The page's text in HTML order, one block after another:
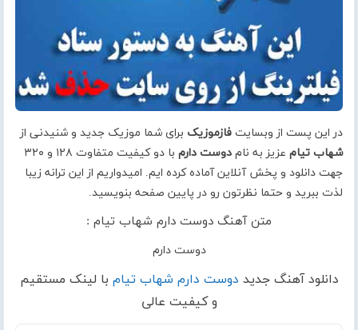
در این پست از وبسایتفازموزیک برای شما موزیک جدید و شنیدنی از
شهاب تیام عزیز به نامدوست دارم
با دو کیفیت متفاوت ۱۲۸ و ۳۲۰
جهت دانلود و پخش آنلاین آماده کرده ایم. امیدواریم از این ترانه زیبا
لذت ببرید و حتما نظرتون رو در پایین صفحه بنویسید.
متن آهنگ دوست دارم شهاب تیام :
دوست دارم
دانلود آهنگ جدید دوست دارم شهاب تیام با لینک مستقیم
و کیفیت عالی